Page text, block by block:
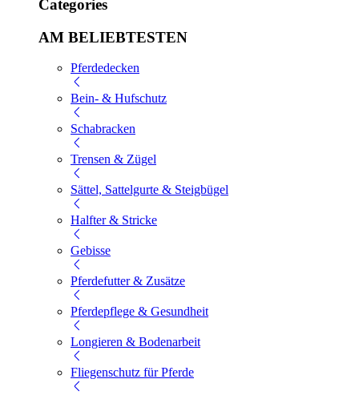
Categories
AM BELIEBTESTEN
Pferdedecken
Bein- & Hufschutz
Schabracken
Trensen & Zügel
Sättel, Sattelgurte & Steigbügel
Halfter & Stricke
Gebisse
Pferdefutter & Zusätze
Pferdepflege & Gesundheit
Longieren & Bodenarbeit
Fliegenschutz für Pferde